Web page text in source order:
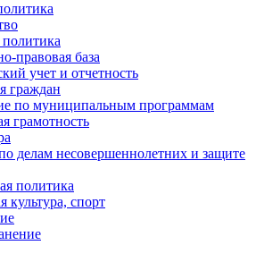
правовая база
учет и отчетность
граждан
по муниципальным программам
грамотность
делам несовершеннолетних и защите
политика
культура, спорт